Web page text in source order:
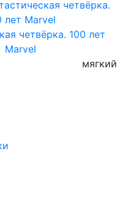
четвёрка. 100 лет
Marvel
мягкий